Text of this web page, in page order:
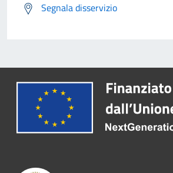
Segnala disservizio